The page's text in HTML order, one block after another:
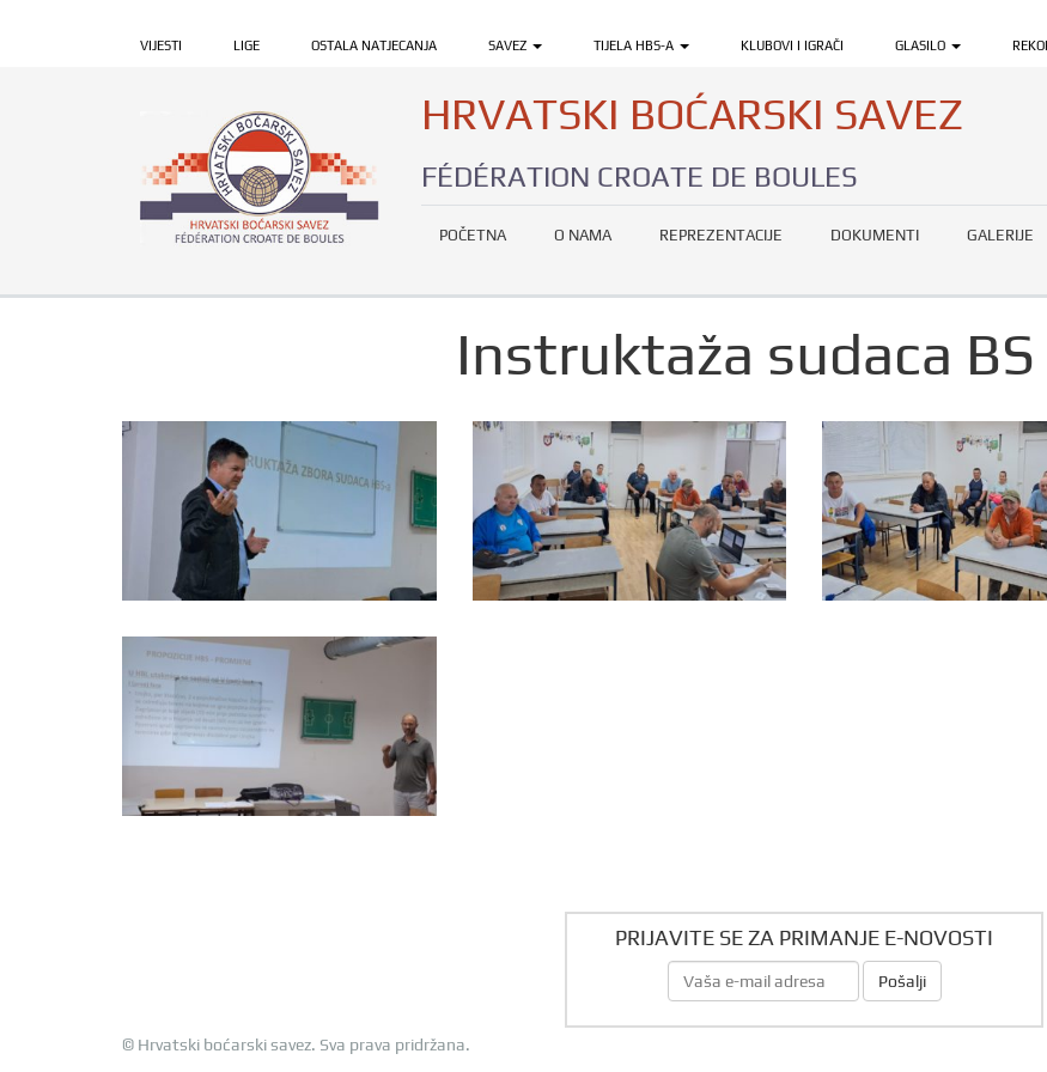
VIJESTI LIGE OSTALA NATJECANJA SAVEZ TIJELA HBS-A KLUBOVI I IGRAČI GLASILO
HRVATSKI BOĆARSKI SAVEZ
FÉDÉRATION CROATE DE BOULES
POČETNA O NAMA REPREZENTACIJE DOKUMENTI GALERIJE
Instruktaža sudaca BS
PRIJAVITE SE ZA PRIMANJE E-NOVOSTI
Pošalji
© Hrvatski boćarski savez. Sva prava pridržana.